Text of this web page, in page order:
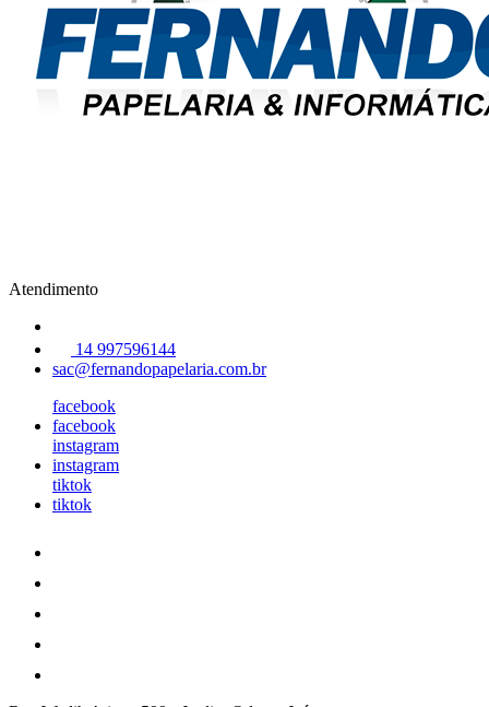
Atendimento
14 997596144
sac@fernandopapelaria.com.br
facebook
facebook
instagram
instagram
tiktok
tiktok